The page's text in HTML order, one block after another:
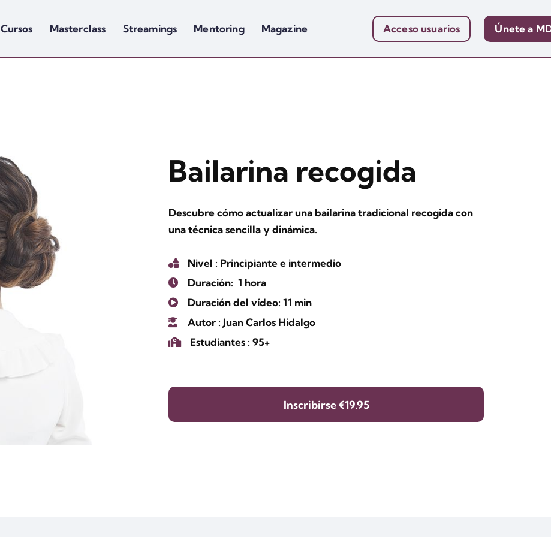
Cursos Masterclass Streamings Mentoring Magazine Acceso usuarios Únete a
Bailarina recogida
Descubre cómo actualizar una bailarina tradicional recogida con
una técnica sencilla y dinámica.
Nivel : Principiante e intermedio
Duración: 1 hora
Duración del vídeo: 11 min
Autor : Juan Carlos Hidalgo
Estudiantes : 95+
Inscribirse€19.95